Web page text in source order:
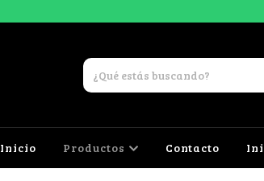
Inicio Productos Contacto